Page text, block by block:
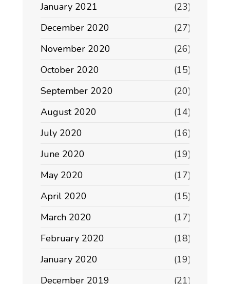
January 2021
(23)
December 2020
(27)
November 2020
(26)
October 2020
(15)
September 2020
(20)
August 2020
(14)
July 2020
(16)
June 2020
(19)
May 2020
(17)
April 2020
(15)
March 2020
(17)
February 2020
(18)
January 2020
(19)
December 2019
(21)